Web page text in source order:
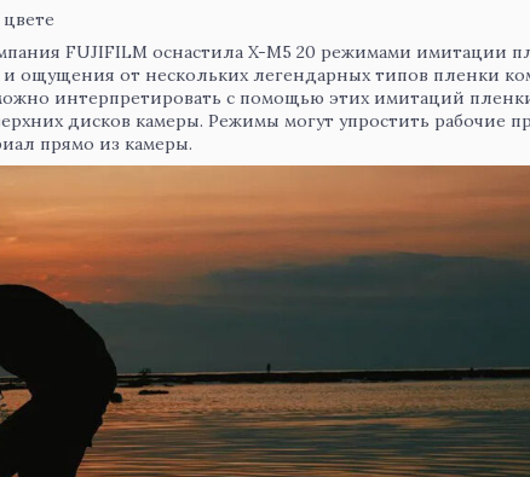
FUJIFILM оснастила X-M5 20 режимами имитации
ощущения от нескольких легендарных типов пленки
интерпретировать с помощью этих имитаций
дисков камеры. Режимы могут упростить рабочие
прямо из камеры.